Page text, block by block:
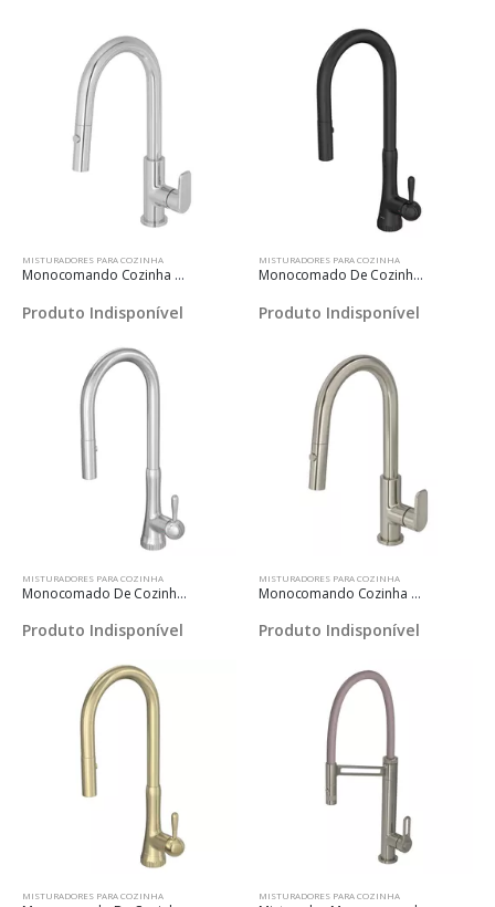
MISTURADORES PARA COZINHA
Monocomando Cozinha Mesa Bica Móvel Level Flex Com Flexível Interno - Cromado
Produto Indisponível
MISTURADORES PARA COZINHA
Monocomado De Cozinha Para Mesa Bica Móvel Pérola - Black Matte
Produto Indisponível
MISTURADORES PARA COZINHA
Monocomado De Cozinha Para Mesa Bica Móvel Pérola - Cromado
Produto Indisponível
MISTURADORES PARA COZINHA
Monocomando Cozinha Mesa Bica Móvel Level Flex Com Flexível Interno - Inox
Produto Indisponível
MISTURADORES PARA COZINHA MISTURADORES PARA COZINHA